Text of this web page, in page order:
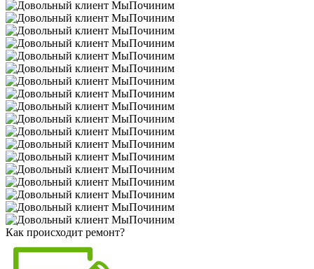
Как происходит ремонт?